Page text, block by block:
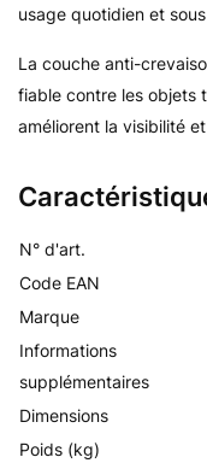
N° d'art.
Code EAN
Marque
Informations
supplémentaires
Dimensions
Poids (kg)
usage quotidien et
La couche anti-
fiable contre les objets
améliorent la visibilité